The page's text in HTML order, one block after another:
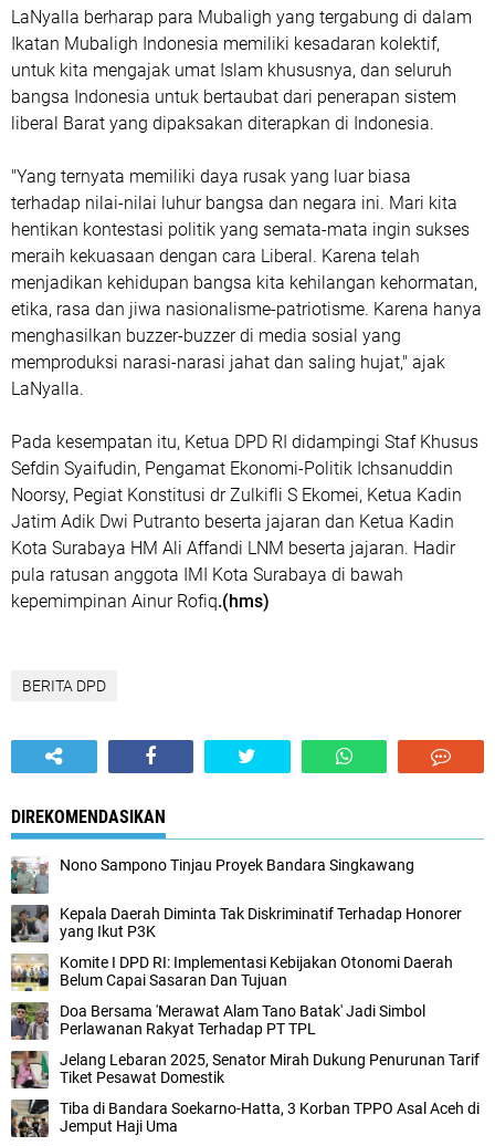
LaNyalla berharap para Mubaligh yang tergabung di dalam
Ikatan Mubaligh Indonesia memiliki kesadaran kolektif,
untuk kita mengajak umat Islam khususnya, dan seluruh
bangsa Indonesia untuk bertaubat dari penerapan sistem
liberal Barat yang dipaksakan diterapkan di Indonesia.
"Yang ternyata memiliki daya rusak yang luar biasa
terhadap nilai-nilai luhur bangsa dan negara ini. Mari kita
hentikan kontestasi politik yang semata-mata ingin sukses
meraih kekuasaan dengan cara Liberal. Karena telah
menjadikan kehidupan bangsa kita kehilangan kehormatan,
etika, rasa dan jiwa nasionalisme-patriotisme. Karena hanya
menghasilkan buzzer-buzzer di media sosial yang
memproduksi narasi-narasi jahat dan saling hujat," ajak
LaNyalla.
Pada kesempatan itu, Ketua DPD RI didampingi Staf Khusus
Sefdin Syaifudin, Pengamat Ekonomi-Politik Ichsanuddin
Noorsy, Pegiat Konstitusi dr Zulkifli S Ekomei, Ketua Kadin
Jatim Adik Dwi Putranto beserta jajaran dan Ketua Kadin
Kota Surabaya HM Ali Affandi LNM beserta jajaran. Hadir
pula ratusan anggota IMI Kota Surabaya di bawah
kepemimpinan Ainur Rofiq.(hms)
BERITA DPD
DIREKOMENDASIKAN
Nono Sampono Tinjau Proyek Bandara Singkawang
Kepala Daerah Diminta Tak Diskriminatif Terhadap Honorer
yang Ikut P3K
Komite I DPD RI: Implementasi Kebijakan Otonomi Daerah
Belum Capai Sasaran Dan Tujuan
Doa Bersama 'Merawat Alam Tano Batak' Jadi Simbol
Perlawanan Rakyat Terhadap PT TPL
Jelang Lebaran 2025, Senator Mirah Dukung Penurunan Tarif
Tiket Pesawat Domestik
Tiba di Bandara Soekarno-Hatta, 3 Korban TPPO Asal Aceh di
Jemput Haji Uma